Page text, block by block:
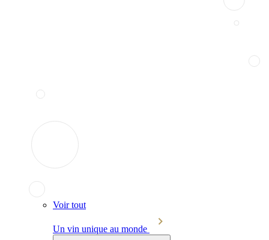
Voir tout
Un vin unique au monde